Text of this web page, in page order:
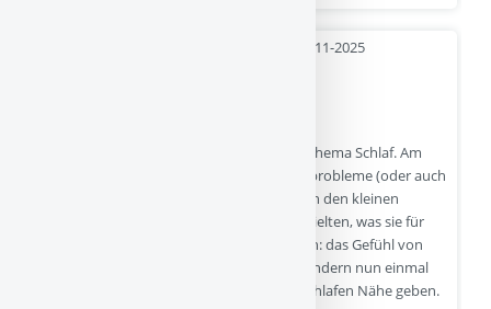
- 25-11-2025
Seit etwa 20 Jahren berate ich Eltern zum Thema Schlaf. Am
Anfang dieser Zeit entstanden viele Schlafprobleme (oder auch
„Schlafstörungen“) dadurch, dass die Eltern den kleinen
Kindern durch Schlaftrainings das vorenthielten, was sie für
den Weg in den Schlaf unbedingt brauchen: das Gefühl von
Sicherheit. Und das entsteht bei kleinen Kindern nun einmal
dadurch, dass ihre Eltern ihnen beim Einschlafen Nähe geben.